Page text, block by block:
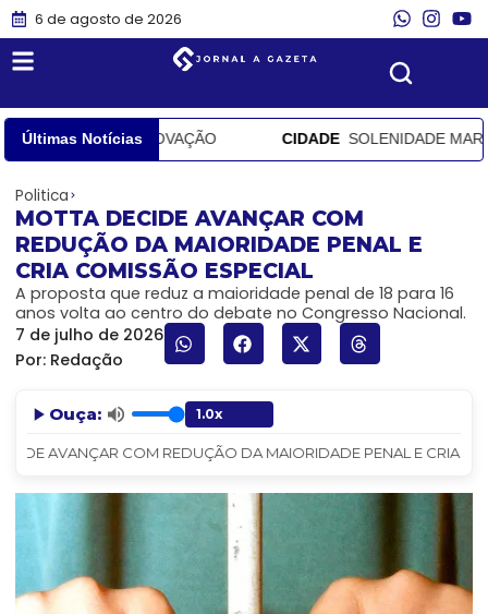
6 de agosto de 2026
Últimas Notícias
DE COMPROVAÇÃO CIDADE SOLENIDADE MARCA
Politica
MOTTA DECIDE AVANÇAR COM
REDUÇÃO DA MAIORIDADE PENAL E
CRIA COMISSÃO ESPECIAL
A proposta que reduz a maioridade penal de 18 para 16
anos volta ao centro do debate no Congresso Nacional.
7 de julho de 2026
Por: Redação
Ouça:
AVANÇAR COM REDUÇÃO DA MAIORIDADE PENAL E CRIA